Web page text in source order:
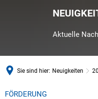
Aktuelle
Sie sind hier: Neuigkeiten
FÖRDERUNG